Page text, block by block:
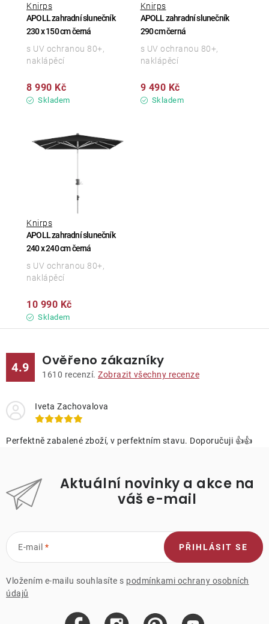
APOLL zahradní slunečník
230 x 150 cm černá
Knirps
Skladem
8 990 Kč
s UV ochranou 80+,
naklápěcí
APOLL zahradní slunečník
290 cm černá
Knirps
Skladem
9 490 Kč
s UV ochranou 80+,
naklápěcí
APOLL zahradní slunečník
240 x 240 cm černá
Knirps
Skladem
10 990 Kč
s UV ochranou 80+,
naklápěcí
4.9 Ověřeno zákazníky
1610 recenzí. Zobrazit všechny recenze
Iveta Zachovalova
Perfektně zabalené zboží, v perfektním stavu. Doporučuji 👍👍
Aktuální novinky a akce na
váš e-mail
E-mail
Vložením e-mailu souhlasíte s podmínkami ochrany osobních
údajů
PŘIHLÁSIT SE